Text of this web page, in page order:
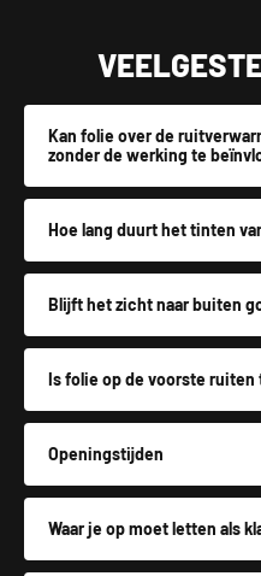
Kan folie over de
zonder de werking te
Hoe lang duurt het tinten
Blijft het zicht naar buiten
Is folie op de voorste ruiten
Openingstijden
Waar je op moet letten als